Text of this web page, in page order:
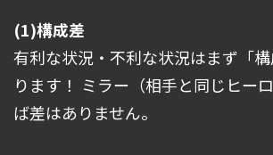
(1)構成差
有利な状況・不利な状況はまず「
ります！ ミラー（相手と同じヒー
ば差はありません。